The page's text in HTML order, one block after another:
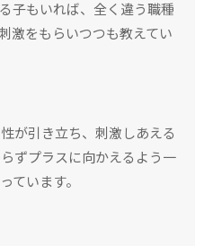
子もいれば、全く違う職種
激をもらいつつも教えてい
が引き立ち、刺激しあえる
ずプラスに向かえるよう一
ています。